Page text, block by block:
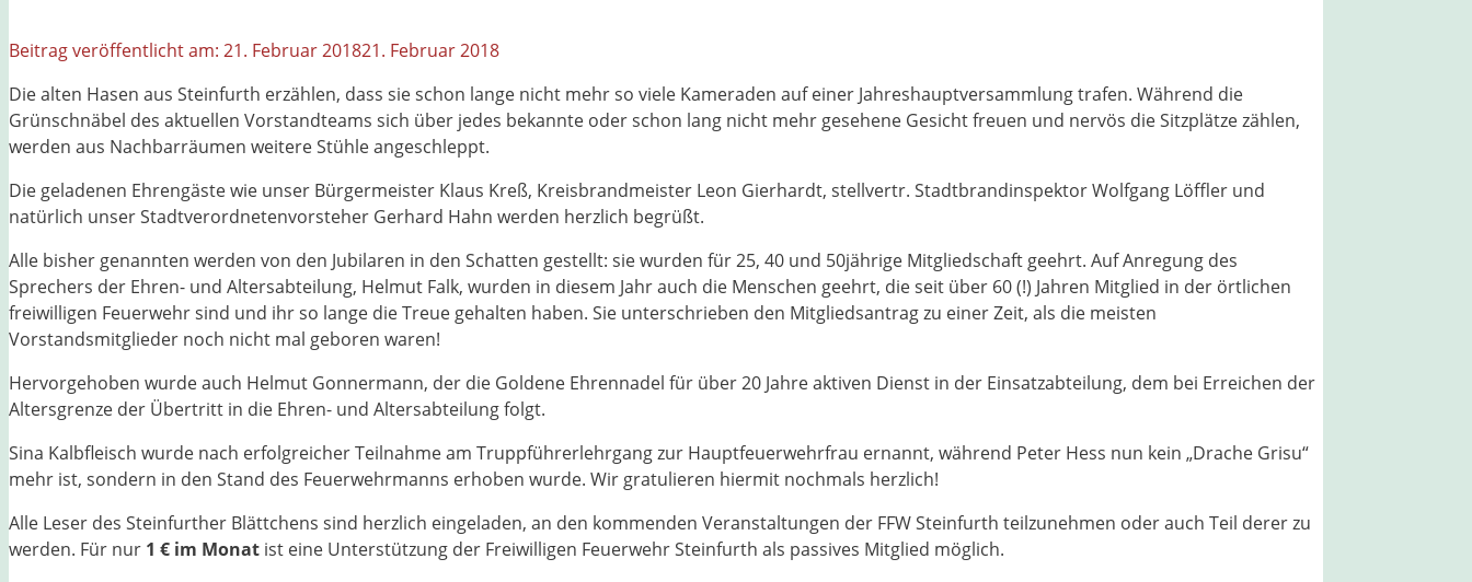
21. Februar 201821. Februar 2018
Die alten Hasen aus Steinfurth erzählen, dass sie schon lange nicht mehr so viele Kameraden auf einer Jahreshauptversammlung trafen. Während die
Grünschnäbel des aktuellen Vorstandteams sich über jedes bekannte oder schon lang nicht mehr gesehene Gesicht freuen und nervös die Sitzplätze zählen,
werden aus Nachbarräumen weitere Stühle angeschleppt.
Die geladenen Ehrengäste wie unser Bürgermeister Klaus Kreß, Kreisbrandmeister Leon Gierhardt, stellvertr. Stadtbrandinspektor Wolfgang Löffler und
natürlich unser Stadtverordnetenvorsteher Gerhard Hahn werden herzlich begrüßt.
Alle bisher genannten werden von den Jubilaren in den Schatten gestellt: sie wurden für 25, 40 und 50jährige Mitgliedschaft geehrt. Auf Anregung des
Sprechers der Ehren- und Altersabteilung, Helmut Falk, wurden in diesem Jahr auch die Menschen geehrt, die seit über 60 (!) Jahren Mitglied in der örtlichen
freiwilligen Feuerwehr sind und ihr so lange die Treue gehalten haben. Sie unterschrieben den Mitgliedsantrag zu einer Zeit, als die meisten
Vorstandsmitglieder noch nicht mal geboren waren!
Hervorgehoben wurde auch Helmut Gonnermann, der die Goldene Ehrennadel für über 20 Jahre aktiven Dienst in der Einsatzabteilung, dem bei Erreichen der
Altersgrenze der Übertritt in die Ehren- und Altersabteilung folgt.
Sina Kalbfleisch wurde nach erfolgreicher Teilnahme am Truppführerlehrgang zur Hauptfeuerwehrfrau ernannt, während Peter Hess nun kein „Drache Grisu“
mehr ist, sondern in den Stand des Feuerwehrmanns erhoben wurde. Wir gratulieren hiermit nochmals herzlich!
Alle Leser des Steinfurther Blättchens sind herzlich eingeladen, an den kommenden Veranstaltungen der FFW Steinfurth teilzunehmen oder auch Teil derer zu
werden. Für nur 1 € im Monat ist eine Unterstützung der Freiwilligen Feuerwehr Steinfurth als passives Mitglied möglich.